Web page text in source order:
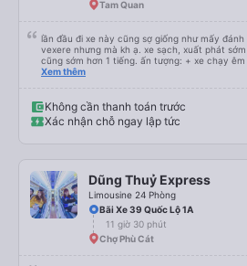
Tam Quan
lần đầu đi xe này cũng sợ giống như mấy
vexere nhưng mà kh ạ. xe sạch, xuất phát
cũng sớm hơn 1 tiếng. ấn tượng: + xe chạy êm + tài xế và lơ xe đều thân
thiện dễ thương. thật ra cũng kh tiếp xúc
an sương, xe dừng đúng 3 lần (cả ăn tối) cho khách đi vệ sinh. cái
là khi gần tới chỗ ăn tối sẽ có loa thông báo,
tế chỉ dừng khoảng 25p, chắc do khách đã lên
Xem thêm
Không cần thanh toán trước
Xác nhận chỗ ngay lập tức
Dũng Thuỷ Express
Limousine 24 Phòng
Bãi Xe 39 Quốc Lộ 1A
11 giờ 30 phút
Chợ Phù Cát